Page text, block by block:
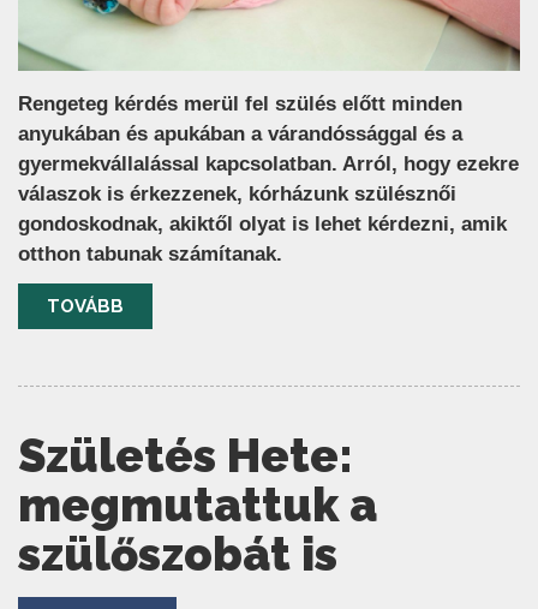
Rengeteg kérdés merül fel szülés előtt minden
anyukában és apukában a várandóssággal és a
gyermekvállalással kapcsolatban. Arról, hogy ezekre
válaszok is érkezzenek, kórházunk szülésznői
gondoskodnak, akiktől olyat is lehet kérdezni, amik
otthon tabunak számítanak.
TOVÁBB
Születés Hete:
megmutattuk a
szülőszobát is